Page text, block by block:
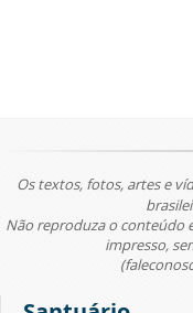
Os textos, fotos, artes e
Não reproduza o conteúdo
impresso,